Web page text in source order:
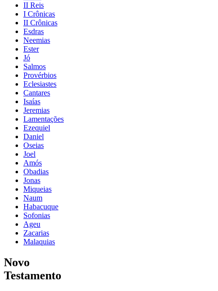
II Reis
I Crônicas
II Crônicas
Esdras
Neemias
Ester
Jó
Salmos
Provérbios
Eclesiastes
Cantares
Isaías
Jeremias
Lamentações
Ezequiel
Daniel
Oseias
Joel
Amós
Obadias
Jonas
Miqueias
Naum
Habacuque
Sofonias
Ageu
Zacarias
Malaquias
Novo
Testamento